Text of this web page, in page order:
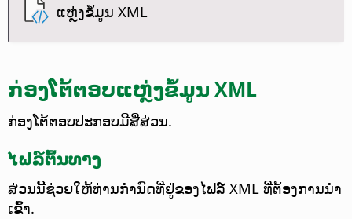
ແຫຼ່ງຂໍ້ມູນ XML
ກ່ອງໂຕ້ຕອບແຫຼ່ງຂໍ້ມູນ XML
ກ່ອງໂຕ້ຕອບປະກອບມີສີ່ສ່ວນ.
ໄຟລ໌ຕົ້ນທາງ
ສ່ວນນີ້ຊ່ວຍໃຫ້ທ່ານກຳນົດທີ່ຢູ່ຂອງໄຟລ໌ XML ທີ່ຕ້ອງການນຳ
ເຂົ້າ.